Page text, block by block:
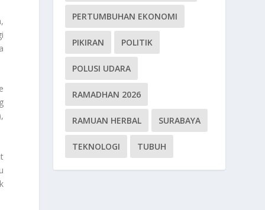
PERTUMBUHAN EKONOMI
PIKIRAN POLITIK
POLUSI UDARA
RAMADHAN 2026
RAMUAN HERBAL SURABAYA
TEKNOLOGI TUBUH